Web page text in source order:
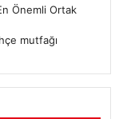
Önemli Ortak
mutfağı